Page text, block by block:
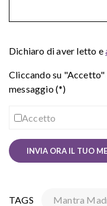
Dichiaro di aver letto e
Cliccando su
messaggio (*)
Accetto
TAGS Mantra